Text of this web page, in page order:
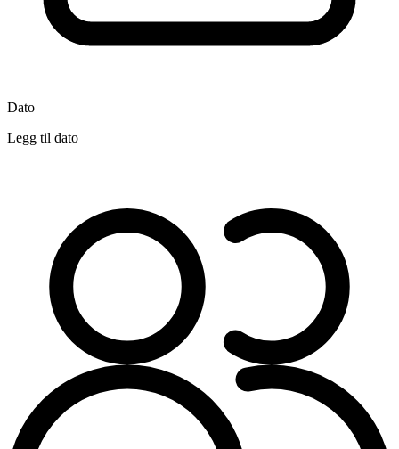
Dato
Legg til dato